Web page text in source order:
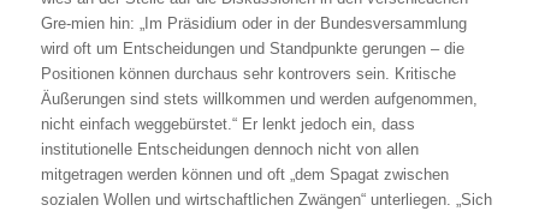
Gre-mien hin: „Im Präsidium oder in der Bundesversammlung
wird oft um Entscheidungen und Standpunkte gerungen – die
Positionen können durchaus sehr kontrovers sein. Kritische
Äußerungen sind stets willkommen und werden aufgenommen,
nicht einfach weggebürstet.“ Er lenkt jedoch ein, dass
institutionelle Entscheidungen dennoch nicht von allen
mitgetragen werden können und oft „dem Spagat zwischen
sozialen Wollen und wirtschaftlichen Zwängen“ unterliegen. „Sich